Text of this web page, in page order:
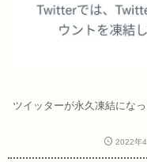
ツイッターが永久凍結にな
2022年4